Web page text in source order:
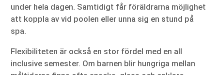
under hela dagen. Samtidigt får föräldrarna möjlighet
att koppla av vid poolen eller unna sig en stund på
spa.
Flexibiliteten är också en stor fördel med en all
inclusive semester. Om barnen blir hungriga mellan